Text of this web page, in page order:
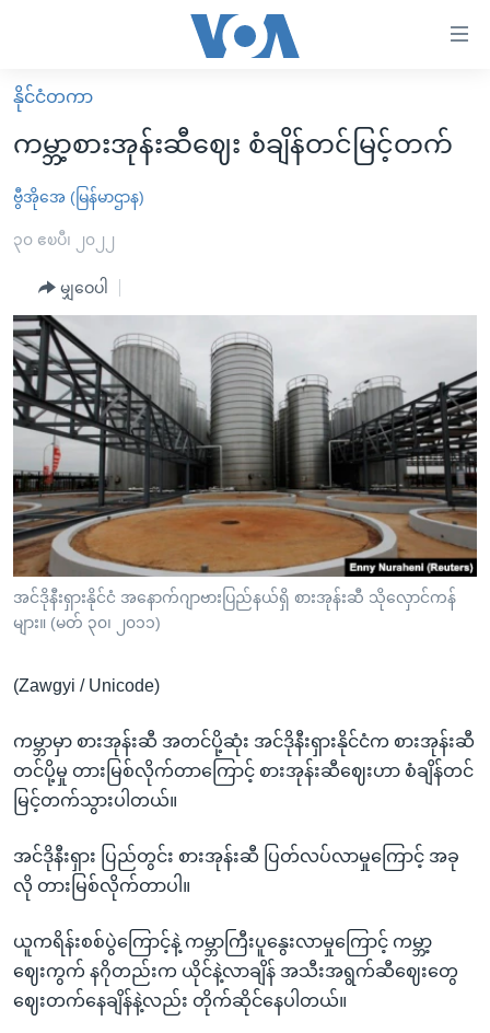
လွယ်ကူ
စေ
Link
များ
အကြောင်းအရာ
သို့
ကျော်
ကြည့်
ပင်မ
အ
ညွန်း
စာမျက်နှာ
နေရာ
သို့
ကျော်
ရန်
မူလစာမျက်နှာ
မြန်မာ
ကမ္ဘာ့သတင်းများ
နိုင်ငံတကာ
တရုတ်
အစ္စရေး-ပါလက်စတိုင်း
ဗွီဒီယို
ရပ်ဝန်းတခု လမ်းတခု အလွန်
အင်္ဂလိပ်စာလေ့လာမယ်
အမေရိကန်သုံးအီဒီယံ
မကြေးမုံရဲ့ အင်္ဂလိပ်စာ
ရုပ်ရှင်ထဲက အင်္ဂလိပ်စာ
သုတပဒေသာ အင်္ဂလိပ်စာ
အပတ်စဉ်ကဏ္ဍများ
ရေဒီယို
တီဗွီ
ရေဒီယိုနှင့်ရုပ်သံ အချက်အလက်များ
ရေဒီယို/တီဗွီအစီအစဉ်
Learning English
ဗွီအိုအေ လူမှုကွန်ယက်များ
ဘာသာစကားများ
နိုင်ငံတကာ
ကမ္ဘာ့စားအုန်းဆီဈေး စံချိန်တင်မြင့်တက်
ဗွီအိုအေ (မြန်မာဌာန)
၃၀ ဧၿပီ၊ ၂၀၂၂
မျှဝေပါ
အင်ဒိုနီးရှားနိုင်ငံ အနောက်ဂျာဗားပြည်နယ်ရှိ စားအုန်းဆီ သိုလှောင်ကန်
များ။ (မတ် ၃၀၊ ၂၀၁၁)
(Zawgyi / Unicode)
ကမ္ဘာမှာ စားအုန်းဆီ အတင်ပို့ဆုံး အင်ဒိုနီးရှားနိုင်ငံက စားအုန်းဆီ
တင်ပို့မှု တားမြစ်လိုက်တာကြောင့် စားအုန်းဆီဈေးဟာ စံချိန်တင်
မြင့်တက်သွားပါတယ်။
အင်ဒိုနီးရှား ပြည်တွင်း စားအုန်းဆီ ပြတ်လပ်လာမှုကြောင့် အခု
လို တားမြစ်လိုက်တာပါ။
ယူကရိန်းစစ်ပွဲကြောင့်နဲ့ ကမ္ဘာကြီးပူနွေးလာမှုကြောင့် ကမ္ဘာ့
ဈေးကွက် နဂိုတည်းက ယိုင်နဲ့လာချိန် အသီးအရွက်ဆီဈေးတွေ
ဈေးတက်နေချိန်နဲ့လည်း တိုက်ဆိုင်နေပါတယ်။